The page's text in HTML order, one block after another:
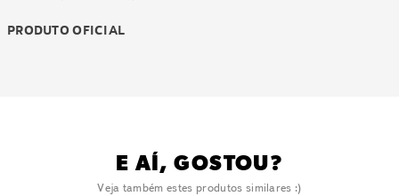
PRODUTO OFICIAL
E AÍ, GOSTOU?
Veja também estes produtos similares :)